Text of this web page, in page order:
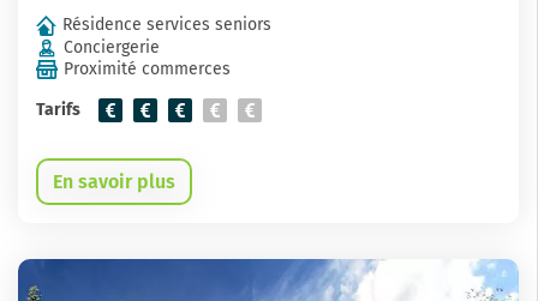
Résidence services seniors
Conciergerie
Proximité commerces
Tarifs
En savoir plus